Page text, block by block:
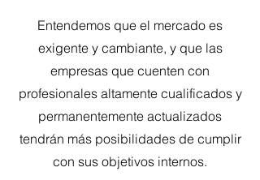
Entendemos que el mercado es
exigente y cambiante, y que las
empresas que cuenten con
profesionales altamente cualificados y
permanentemente actualizados
tendrán más posibilidades de cumplir
con sus objetivos internos.